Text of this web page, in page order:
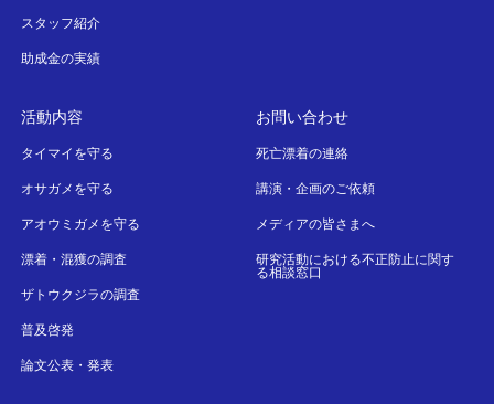
スタッフ紹介
助成金の実績
活動内容
タイマイを守る
オサガメを守る
アオウミガメを守る
漂着・混獲の調査
ザトウクジラの調査
普及啓発
論文公表・発表
お問い合わせ
死亡漂着の連絡
講演・企画のご依頼
メディアの皆さまへ
研究活動における不正防止に関す
る相談窓口